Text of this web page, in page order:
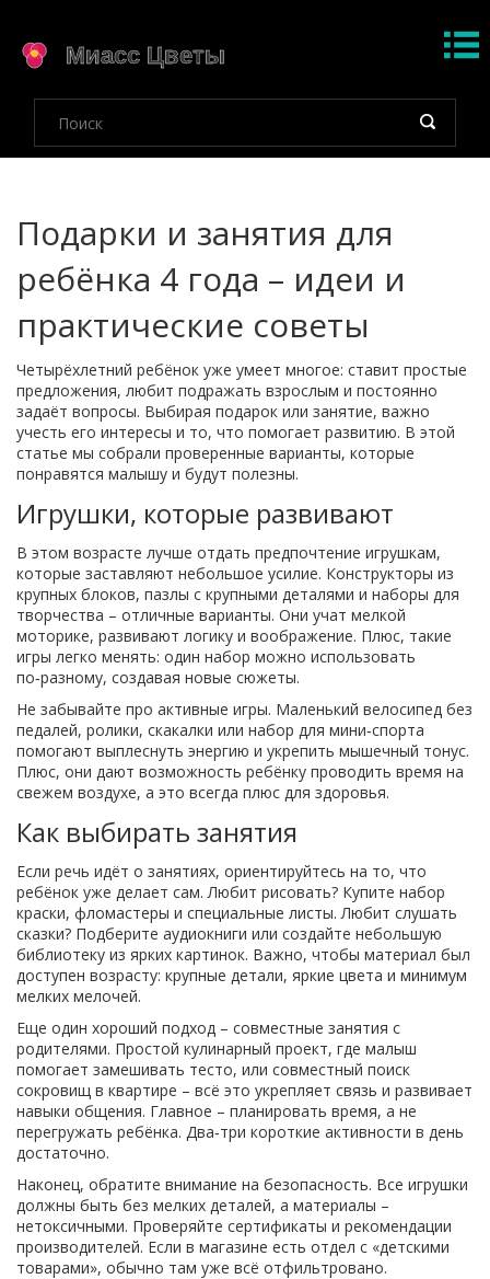
Подарки и занятия для
ребёнка 4 года – идеи и
практические советы
Четырёхлетний ребёнок уже умеет многое: ставит простые
предложения, любит подражать взрослым и постоянно
задаёт вопросы. Выбирая подарок или занятие, важно
учесть его интересы и то, что помогает развитию. В этой
статье мы собрали проверенные варианты, которые
понравятся малышу и будут полезны.
Игрушки, которые развивают
В этом возрасте лучше отдать предпочтение игрушкам,
которые заставляют небольшое усилие. Конструкторы из
крупных блоков, пазлы с крупными деталями и наборы для
творчества – отличные варианты. Они учат мелкой
моторике, развивают логику и воображение. Плюс, такие
игры легко менять: один набор можно использовать
по‑разному, создавая новые сюжеты.
Не забывайте про активные игры. Маленький велосипед без
педалей, ролики, скакалки или набор для мини‑спорта
помогают выплеснуть энергию и укрепить мышечный тонус.
Плюс, они дают возможность ребёнку проводить время на
свежем воздухе, а это всегда плюс для здоровья.
Как выбирать занятия
Если речь идёт о занятиях, ориентируйтесь на то, что
ребёнок уже делает сам. Любит рисовать? Купите набор
краски, фломастеры и специальные листы. Любит слушать
сказки? Подберите аудиокниги или создайте небольшую
библиотеку из ярких картинок. Важно, чтобы материал был
доступен возрасту: крупные детали, яркие цвета и минимум
мелких мелочей.
Еще один хороший подход – совместные занятия с
родителями. Простой кулинарный проект, где малыш
помогает замешивать тесто, или совместный поиск
сокровищ в квартире – всё это укрепляет связь и развивает
навыки общения. Главное – планировать время, а не
перегружать ребёнка. Два‑три короткие активности в день
достаточно.
Наконец, обратите внимание на безопасность. Все игрушки
должны быть без мелких деталей, а материалы –
нетоксичными. Проверяйте сертификаты и рекомендации
производителей. Если в магазине есть отдел с «детскими
товарами», обычно там уже всё отфильтровано.